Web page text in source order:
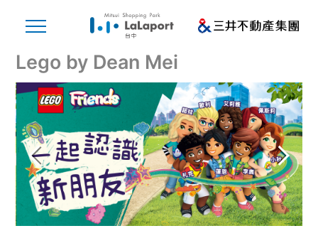
Lego by Dean Mei